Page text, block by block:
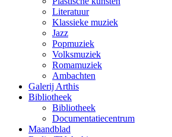
Literatuur
Klassieke muziek
Jazz
Popmuziek
Volksmuziek
Romamuziek
Ambachten
Galerij Arthis
Bibliotheek
Bibliotheek
Documentatiecentrum
Maandblad